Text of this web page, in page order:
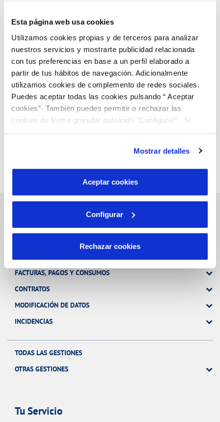
Esta página web usa cookies
Utilizamos cookies propias y de terceros para analizar
nuestros servicios y mostrarte publicidad relacionada
con tus preferencias en base a un perfil elaborado a
partir de tus hábitos de navegación. Adicionalmente
utilizamos cookies de complemento de redes sociales.
Puedes aceptar todas las cookies pulsando “ Aceptar
cookies”· También puedes permitir o rechazar las
cookies de forma granular pulsando “Configurar”. Si
son indispensables para que el sitio web funcione y que
por tanto no se pueden desactivar. Puedes consultar
más información en nuestraPolítica de Cookies
Mostrar detalles
Aceptar cookies
Configurar
Rechazar cookies
22 SEP 2021
Convocatòria de la Junta General Extraordinària
d’Accionistes
Anterior Siguiente
Gestiones Online
FACTURAS, PAGOS Y CONSUMOS
CONTRATOS
MODIFICACIÓN DE DATOS
INCIDENCIAS
TODAS LAS GESTIONES
OTRAS GESTIONES
Tu Servicio